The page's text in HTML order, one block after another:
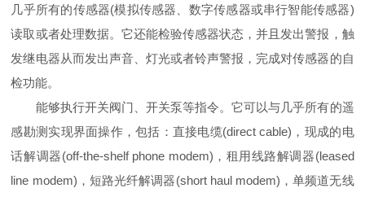
几乎所有的传感器(模拟传感器、数字传感器或串行智能传感器)
读取或者处理数据。它还能检验传感器状态，并且发出警报，触
发继电器从而发出声音、灯光或者铃声警报，完成对传感器的自
检功能。
能够执行开关阀门、开关泵等指令。它可以与几乎所有的遥
感勘测实现界面操作，包括：直接电缆(direct cable)，现成的电
话解调器(off-the-shelf phone modem)，租用线路解调器(leased
line modem)，短路光纤解调器(short haul modem)，单频道无线